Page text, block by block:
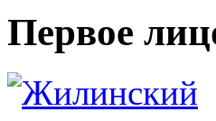
Первое